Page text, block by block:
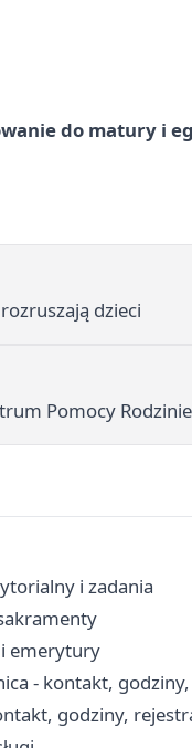
do matury i
dzieci
Pomocy
i zadania
i emerytury
- kontakt,
godziny,